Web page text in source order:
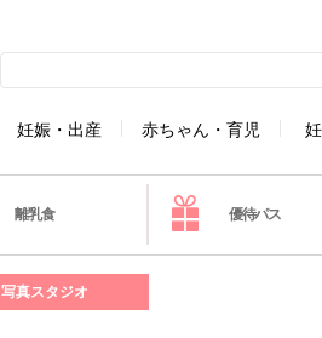
妊娠・出産 赤ちゃん・育児
離乳食 優待パス
写真スタジオ